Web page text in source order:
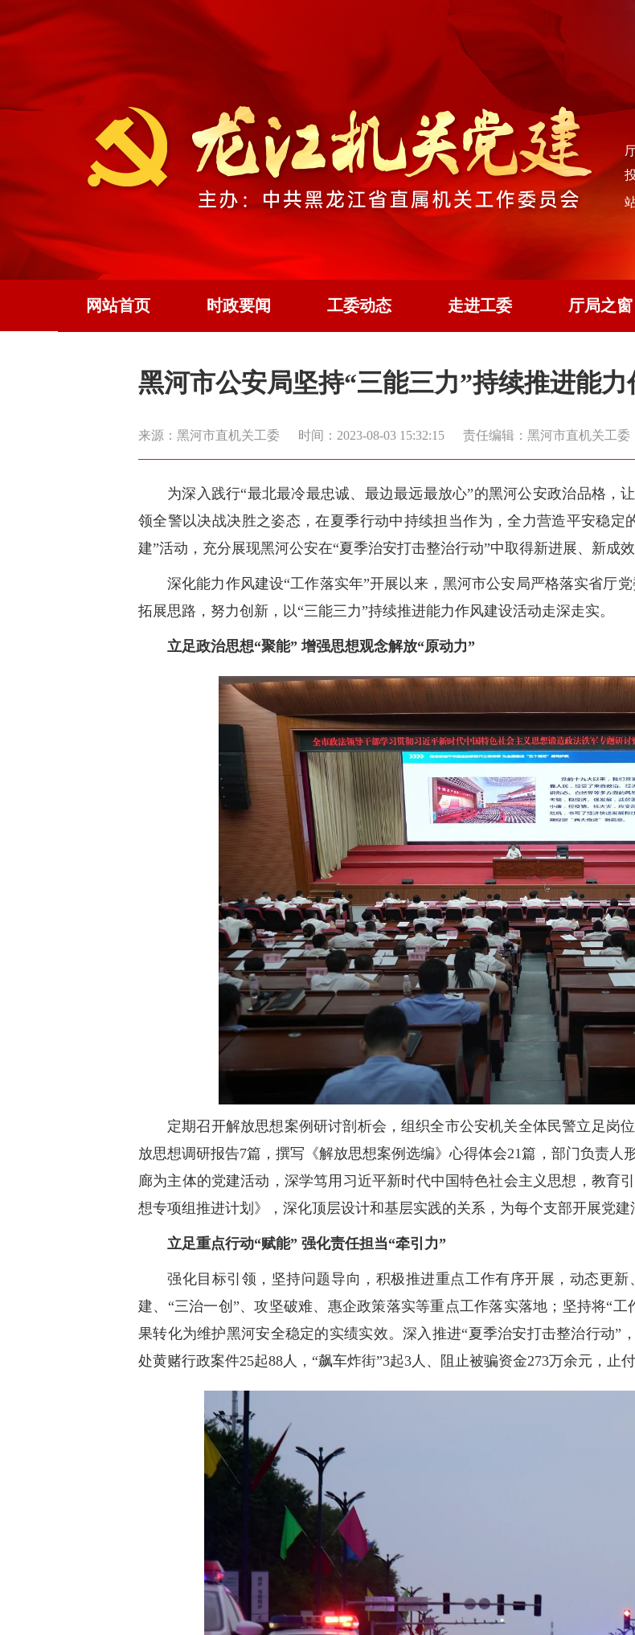
网站首页 时政要闻 工委动态 走进工委 厅局之窗
黑河市公安局坚持“三能三力”持续推进能
来源：黑河市直机关工委 时间：2023-08-03 15:32:15 责任编辑：黑河市直机关工委
为深入践行“最北最冷最忠诚、最边最远最放心”的黑河公安政治品格，
领全警以决战决胜之姿态，在夏季行动中持续担当作为，全力营造平安稳定
建”活动，充分展现黑河公安在“夏季治安打击整治行动”中取得新进展、新成效
深化能力作风建设“工作落实年”开展以来，黑河市公安局严格落实省厅党
拓展思路，努力创新，以“三能三力”持续推进能力作风建设活动走深走实。
立足政治思想“聚能” 增强思想观念解放“原动力”
定期召开解放思想案例研讨剖析会，组织全市公安机关全体民警立足岗
放思想调研报告7篇，撰写《解放思想案例选编》心得体会21篇，部门负责人
廊为主体的党建活动，深学笃用习近平新时代中国特色社会主义思想，教育
想专项组推进计划》，深化顶层设计和基层实践的关系，为每个支部开展党建
立足重点行动“赋能” 强化责任担当“牵引力”
强化目标引领，坚持问题导向，积极推进重点工作有序开展，动态更
建、“三治一创”、攻坚破难、惠企政策落实等重点工作落实落地；坚持将“
果转化为维护黑河安全稳定的实绩实效。深入推进“夏季治安打击整治行动”
处黄赌行政案件25起88人，“飙车炸街”3起3人、阻止被骗资金273万余元，止